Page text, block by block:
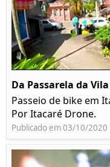
Da Passarela da
Passeio de bike em
Por Itacaré Drone.
Publicado em 03/10/2020